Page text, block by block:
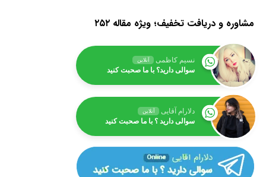
مشاوره و دریافت تخفیف؛ ویژه مقاله ۲۵۲
نسیم کاظمی آنلاین
سوالی دارید؟ با ما صحبت کنید
دلارام آقایی آنلاین
سوالی دارید ؟ با ما صحبت کنید